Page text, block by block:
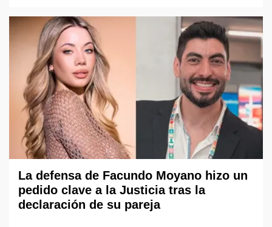
La defensa de Facundo Moyano hizo un
pedido clave a la Justicia tras la
declaración de su pareja